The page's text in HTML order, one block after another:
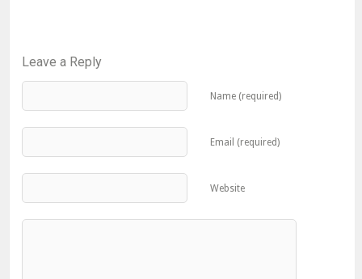
Leave a Reply
Name (required)
Email (required)
Website